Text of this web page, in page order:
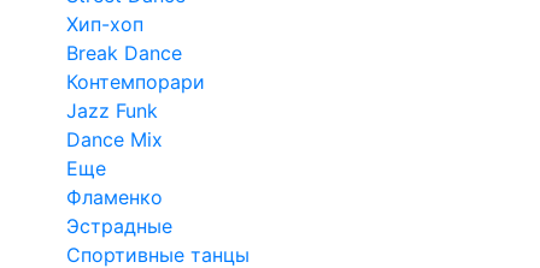
Хип-хоп
Break Dance
Контемпорари
Jazz Funk
Dance Mix
Еще
Фламенко
Эстрадные
Спортивные танцы